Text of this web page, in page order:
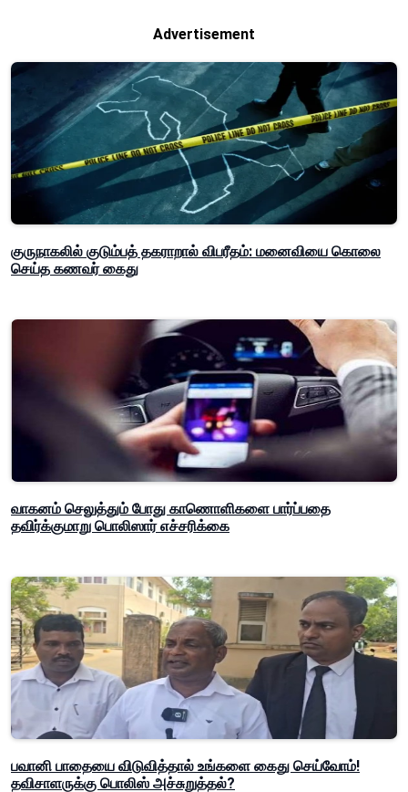
Advertisement
குருநாகலில் குடும்பத் தகராறால் விபரீதம்: மனைவியை கொலை
செய்த கணவர் கைது
வாகனம் செலுத்தும் போது காணொளிகளை பார்ப்பதை
தவிர்க்குமாறு பொலிஸார் எச்சரிக்கை
பவானி பாதையை விடுவித்தால் உங்களை கைது செய்வோம்!
தவிசாளருக்கு பொலிஸ் அச்சுறுத்தல்?